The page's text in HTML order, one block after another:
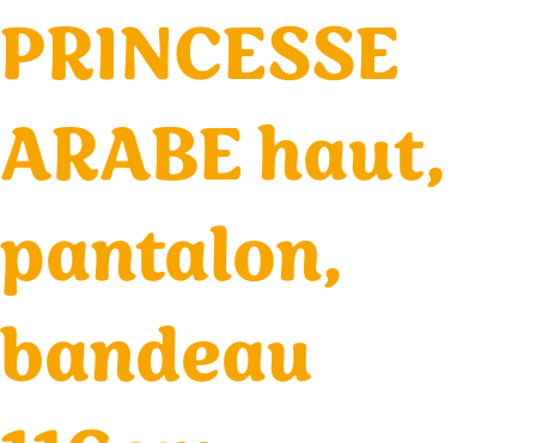
PRINCESSE
ARABE haut,
pantalon,
bandeau